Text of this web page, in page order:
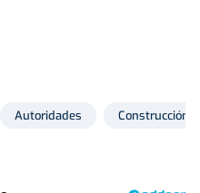
Autoridades Construcción